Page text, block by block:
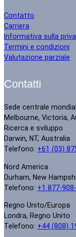
Contatto
Carriera
Informativa sulla
Termini e condizioni
Valutazione parziale
Contatti
Sede centrale
Melbourne, Victoria,
Ricerca e sviluppo
Darwin, NT, Australia
Telefono: +61 (03)
Nord America
Durham, New
Telefono: +1 877-
Regno Unito/Europa
Londra, Regno Unito
Telefono: +44 (808)